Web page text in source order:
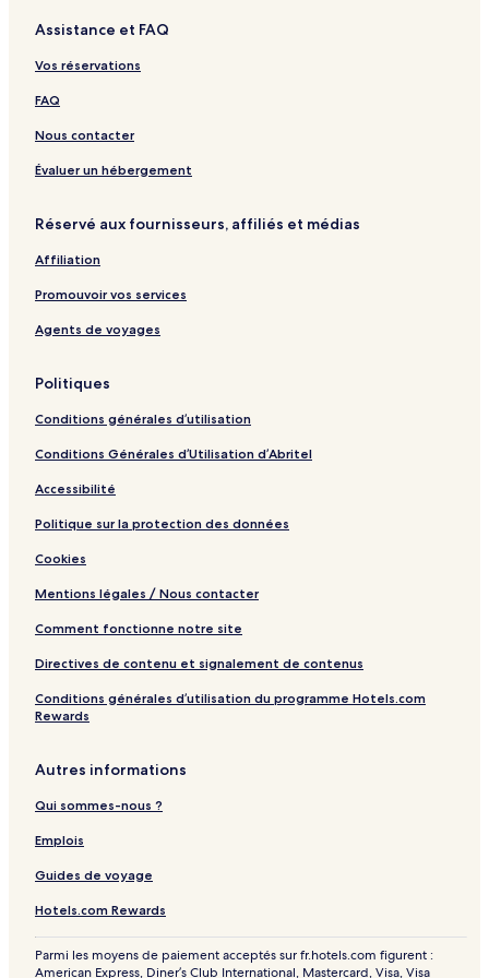
t
u
s
i
e
e
T
h
e
u
e
s
t
e
s
Assistance et FAQ
Vos réservations
FAQ
Nous contacter
Évaluer un hébergement
Réservé aux fournisseurs, affiliés et médias
Affiliation
Promouvoir vos services
Agents de voyages
Politiques
Conditions générales d’utilisation
Conditions Générales d’Utilisation d’Abritel
Accessibilité
Politique sur la protection des données
Cookies
Mentions légales / Nous contacter
Comment fonctionne notre site
Directives de contenu et signalement de contenus
Conditions générales d’utilisation du programme Hotels.com
Rewards
Autres informations
Qui sommes-nous ?
Emplois
Guides de voyage
Hotels.com Rewards
Parmi les moyens de paiement acceptés sur fr.hotels.com figurent :
American Express, Diner’s Club International, Mastercard, Visa, Visa